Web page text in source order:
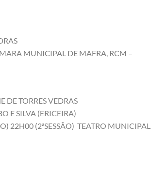
MUNICIPAL DE MAFRA, RCM –
DE TORRES VEDRAS
E SILVA (ERICEIRA)
22H00 (2ªSESSÃO) TEATRO MUNICIPAL